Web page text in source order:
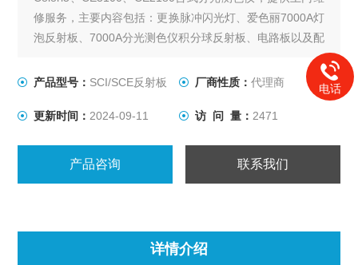
修服务，主要内容包括：更换脉冲闪光灯、爱色丽7000A灯
泡反射板、7000A分光测色仪积分球反射板、电路板以及配
产品型号： SCI/SCE反射板 厂商性质： 代理商
更新时间： 2024-09-11 访 问 量： 2471
产品咨询 联系我们
详情介绍
电话